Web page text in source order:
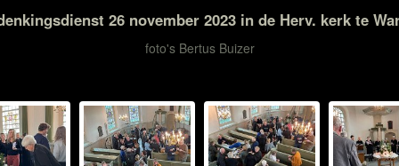
26 november 2023 in de Herv. kerk te
foto's Bertus Buizer